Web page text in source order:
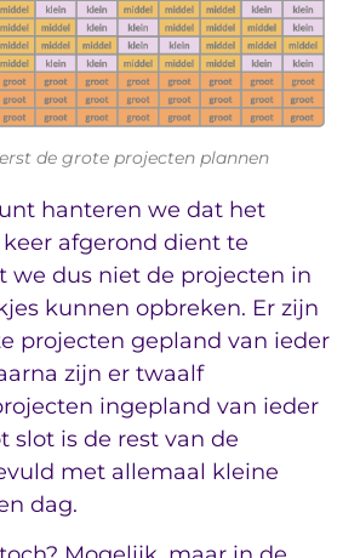
de grote projecten plannen
hanteren we dat het
afgerond dient te
we dus niet de projecten in
kunnen opbreken. Er zijn
projecten gepland van ieder
zijn er twaalf
ingepland van ieder
slot is de rest van de
met allemaal kleine
dag.